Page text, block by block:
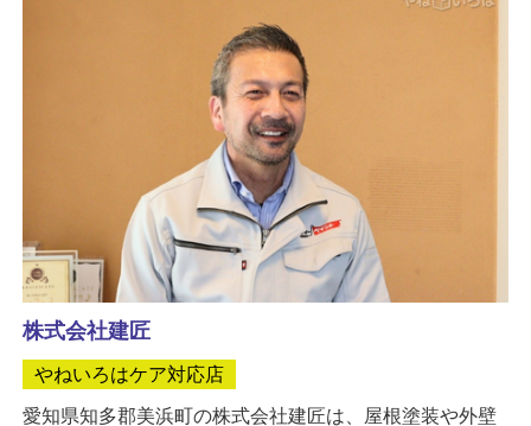
株式会社建匠
やねいろはケア対応店
愛知県知多郡美浜町の株式会社建匠は、屋根塗装や外壁